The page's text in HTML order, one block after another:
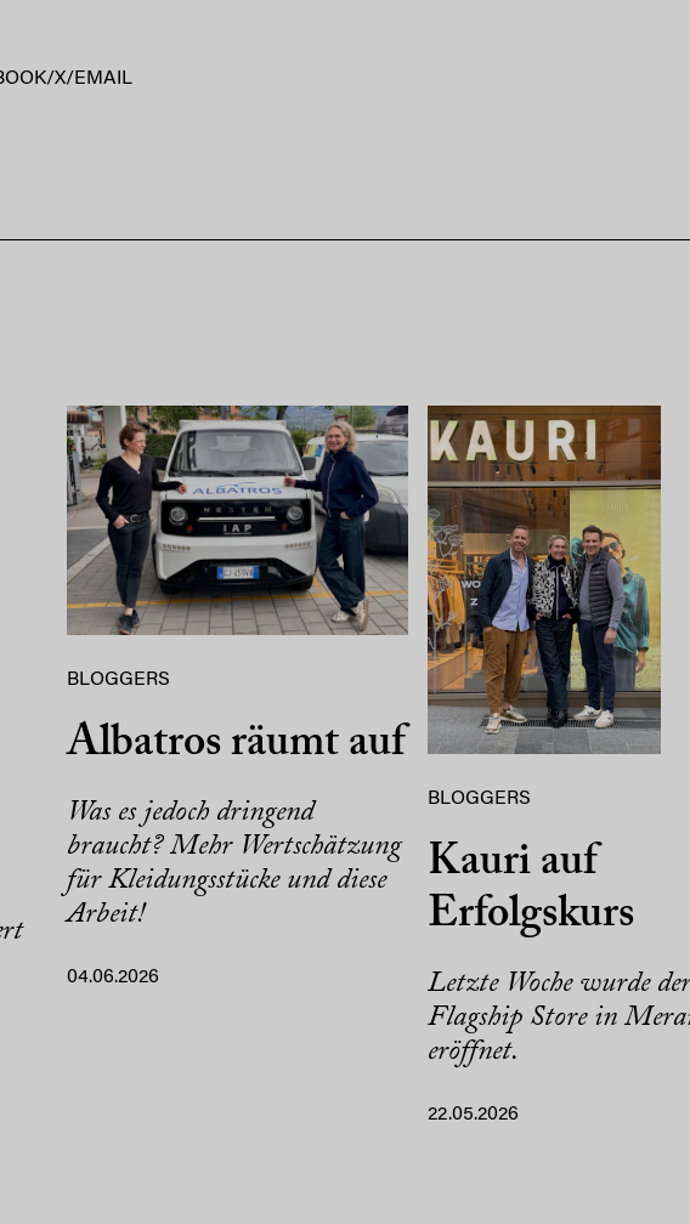
/X/ EMAIL
BLOGGERS
Albatros räumt auf
Was es jedoch dringend
braucht? Mehr Wertschätzung
für Kleidungsstücke und diese
Arbeit!
04.06.2026
BLOGGERS
Kauri auf
Erfolgskurs
Letzte Woche wurde
Flagship Store in
eröffnet.
22.05.2026